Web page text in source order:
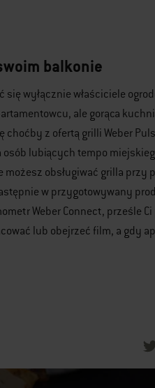
balkonie
wyłącznie właściciele
ale gorąca
z ofertą grilli Weber
lubiących tempo
możesz obsługiwać grilla
w przygotowywany
Weber Connect, prześle
lub obejrzeć film, a gdy